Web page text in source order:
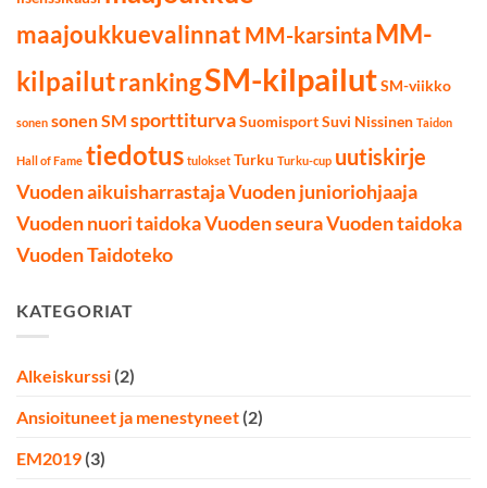
maajoukkuevalinnat MM-karsintaMM-
kilpailutrankingSM-kilpailutSM-viikko
sonen sonen SM sporttiturvaSuomisportSuvi Nissinen Taidon
Hall of Fame tiedotus tulokset Turku Turku-cup uutiskirje
Vuoden aikuisharrastajaVuoden junioriohjaaja
Vuoden nuori taidokaVuoden seuraVuoden taidoka
Vuoden Taidoteko
KATEGORIAT
Alkeiskurssi (2)
Ansioituneet ja menestyneet (2)
EM2019 (3)